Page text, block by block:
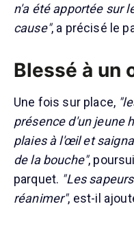
n'a été apportée sur
cause", a précisé le
Blessé à un
Une fois sur place,
présence d'un jeune
plaies à l'œil et
de la bouche",
parquet. "Les
réanimer", est-il